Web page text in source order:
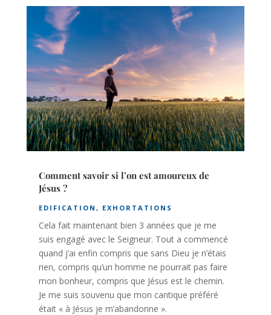
Comment savoir si l’on est amoureux de
Jésus ?
EDIFICATION , EXHORTATIONS
Cela fait maintenant bien 3 années que je me
suis engagé avec le Seigneur. Tout a commencé
quand j’ai enfin compris que sans Dieu je n’étais
rien, compris qu’un homme ne pourrait pas faire
mon bonheur, compris que Jésus est le chemin.
Je me suis souvenu que mon cantique préféré
était « à Jésus je m’abandonne ».